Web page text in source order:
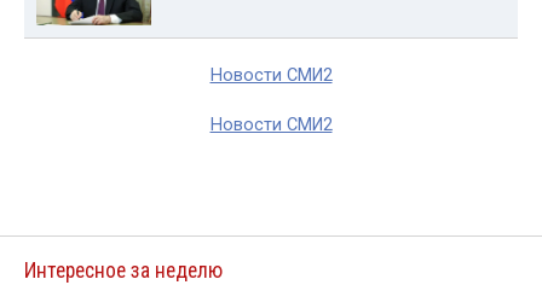
Новости СМИ2
Новости СМИ2
Интересное за неделю